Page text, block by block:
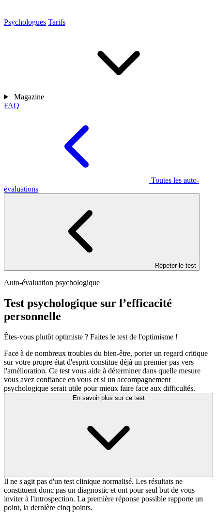
Psychologues Tarifs
Magazine
FAQ
Toutes les auto-
évaluations
Répeter le test
Auto-évaluation psychologique
Test psychologique sur l’efficacité
personnelle
Êtes-vous plutôt optimiste ? Faites le test de l'optimisme !
Face à de nombreux troubles du bien-être, porter un regard critique
sur votre propre état d'esprit constitue déjà un premier pas vers
l'amélioration. Ce test vous aide à déterminer dans quelle mesure
vous avez confiance en vous et si un accompagnement
psychologique serait utile pour mieux faire face aux difficultés.
En savoir plus sur ce test
Il ne s'agit pas d'un test clinique normalisé. Les résultats ne
constituent donc pas un diagnostic et ont pour seul but de vous
inviter à l'introspection. La première réponse possible rapporte un
point, la dernière cinq points.